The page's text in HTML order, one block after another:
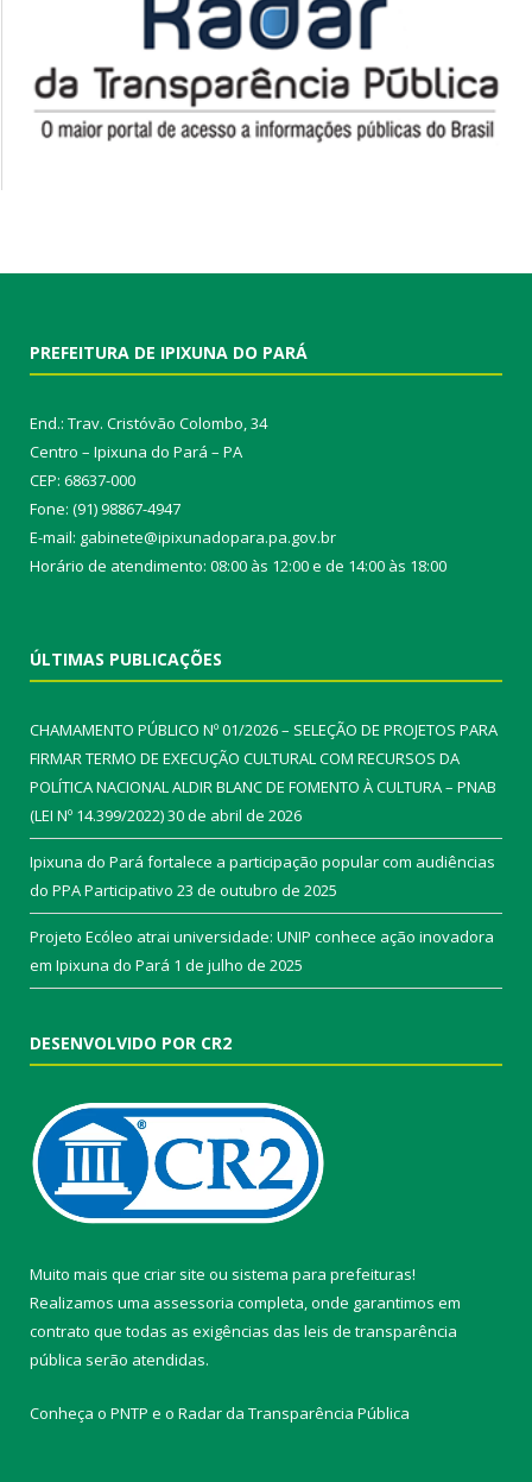
PREFEITURA DE IPIXUNA DO PARÁ
End.: Trav. Cristóvão Colombo, 34
Centro – Ipixuna do Pará – PA
CEP: 68637-000
Fone: (91) 98867-4947
E-mail: gabinete@ipixunadopara.pa.gov.br
Horário de atendimento: 08:00 às 12:00 e de 14:00 às 18:00
ÚLTIMAS PUBLICAÇÕES
CHAMAMENTO PÚBLICO Nº 01/2026 – SELEÇÃO DE PROJETOS PARA
FIRMAR TERMO DE EXECUÇÃO CULTURAL COM RECURSOS DA
POLÍTICA NACIONAL ALDIR BLANC DE FOMENTO À CULTURA – PNAB
(LEI Nº 14.399/2022)30 de abril de 2026
Ipixuna do Pará fortalece a participação popular com audiências
do PPA Participativo 23 de outubro de 2025
Projeto Ecóleo atrai universidade: UNIP conhece ação inovadora
em Ipixuna do Pará 1 de julho de 2025
DESENVOLVIDO POR CR2
Muito mais que criar site ou sistema para prefeituras!
Realizamos uma assessoria completa, onde garantimos em
contrato que todas as exigências das leis de transparência
pública serão atendidas.
Conheça o PNTP e o Radar da Transparência Pública